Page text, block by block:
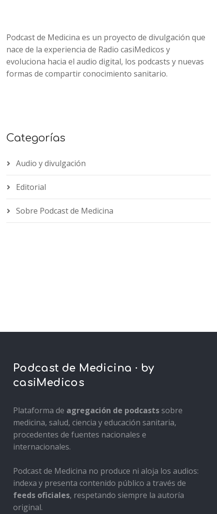
Podcast de Medicina es un proyecto de divulgación que
nace de la experiencia de Radio casiMedicos y
evoluciona hacia el audio digital, los podcasts y nuevas
formas de compartir conocimiento sanitario.
Categorías
Audio y divulgación
Editorial
Sobre Podcast de Medicina
Podcast de Medicina · by
casiMedicos
Plataforma de agregación de podcastssobre
medicina, salud, ciencia y educación sanitaria,
procedentes de fuentes nacionales e
internacionales.
Podcast de Medicina no produce ni aloja los audios:
indexa y presenta contenido público a través de
feeds oficiales, respetando siempre la autoría
original.